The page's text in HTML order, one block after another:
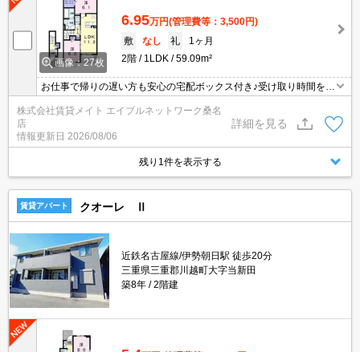
画像：27枚
6.95万円(管理費等：3,500円)
敷
なし 礼
1ヶ月
2階
1LDK 59.09m²
お仕事で帰りの遅い方も安心の宅配ボックス付き♪受け取り時間を気
にせずネットショッピングを楽しめます！ モニター付きインターホ
ンであれば非対面で会話が可能♪
株式会社賃貸メイト エイブルネットワーク桑名
店
情報更新日 2026/08/06
詳細を見る
残り1件を表示する
賃貸アパート クオーレ Ⅱ
近鉄名古屋線/伊勢朝日駅 徒歩20分
三重県三重郡川越町大字当新田
築8年
2階建